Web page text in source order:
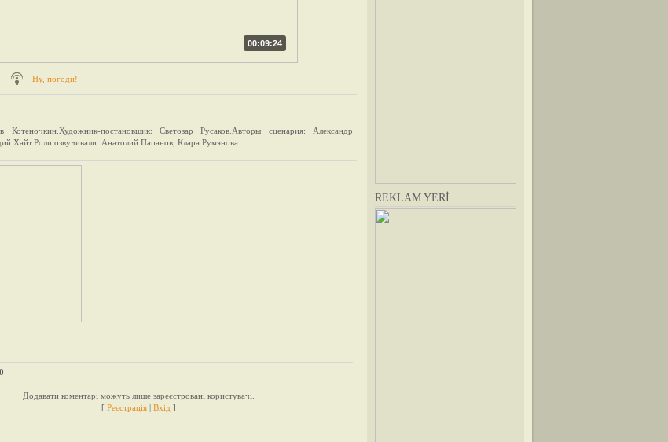
REKLAM YERİ
00:09:24
Ну, погоди!
Котеночкин.Художник-постановщик: Светозар Русаков.Авторы сценария: Александр
Хайт.Роли озвучивали: Анатолий Папанов, Клара Румянова.
0
Додавати коментарі можуть лише зареєстровані користувачі.
[ Реєстрація | Вхід ]